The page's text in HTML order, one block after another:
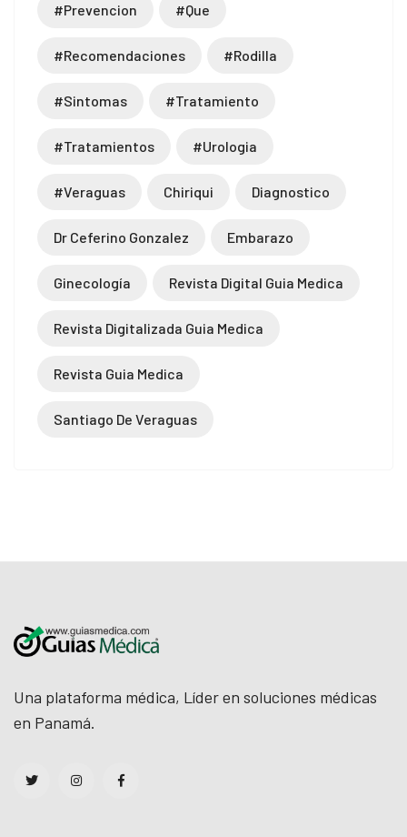
#prevencion #que
#recomendaciones #rodilla
#sintomas #tratamiento
#tratamientos #urologia
#veraguas Chiriqui Diagnostico
Dr Ceferino Gonzalez Embarazo
Ginecología Revista Digital Guia Medica
Revista Digitalizada Guia Medica
Revista Guia Medica
Santiago De Veraguas
Una plataforma médica, Líder en soluciones médicas
en Panamá.